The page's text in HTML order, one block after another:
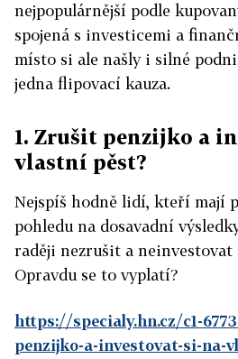
nejpopulárnější podle
spojená s investicemi a
místo si ale našly i silné
jedna flipovací kauza.
1. Zrušit penzijko a
vlastní pěst?
Nejspíš hodně lidí, kteří mají
pohledu na dosavadní
raději nezrušit a neinvestovat
Opravdu se to vyplatí?
https://specialy.hn.cz/c1-
penzijko-a-investovat-si-na-